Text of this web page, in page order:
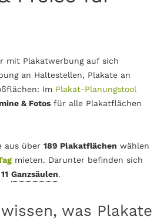
mit Plakatwerbung auf sich
an Haltestellen, Plakate an
Im Plakat-Planungstool
& Fotos für alle Plakatflächen
aus über 189 Plakatflächen wählen
mieten. Darunter befinden sich
11 Ganzsäulen.
was Plakate